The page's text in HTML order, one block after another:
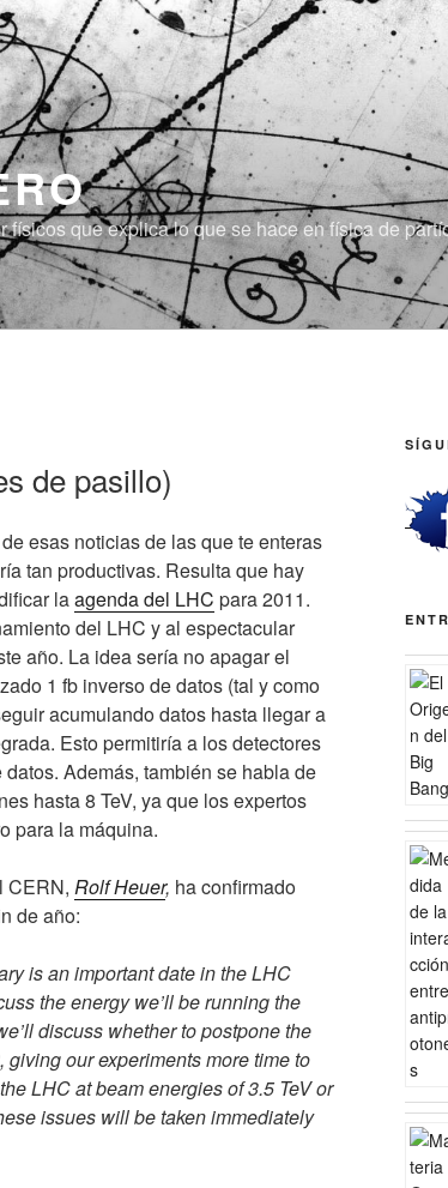
físicos que explica lo que se hace en física de
de pasillo)
esas noticias de las que te enteras
tan productivas. Resulta que hay
laagenda del LHC para 2011.
del LHC y al espectacular
año. La idea sería no apagar el
1 fb inverso de datos (tal y como
acumulando datos hasta llegar a
Esto permitiría a los detectores
Además, también se habla de
hasta 8 TeV, ya que los expertos
para la máquina.
CERN, Rolf Heuer, ha confirmado
de año:
is an important date in theLHC
the energy we’ll be running the
discuss whether to postpone the
our experiments more time to
LHCat beam energies of 3.5 TeVor
issues will be taken immediately